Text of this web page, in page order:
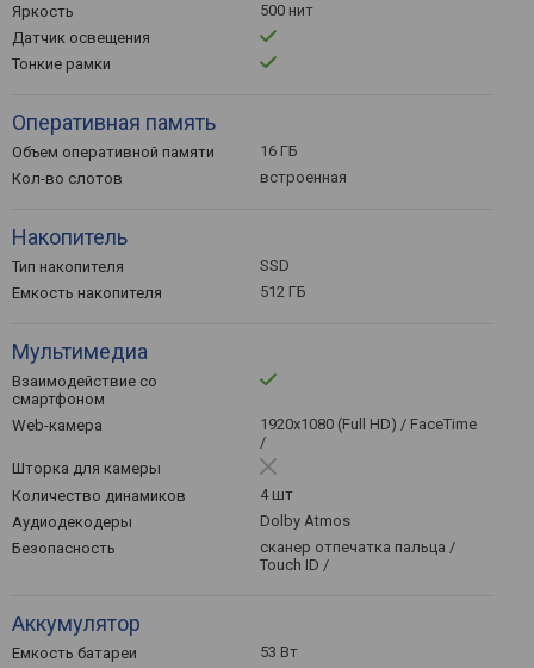
Яркость
500 нит
Датчик освещения
Тонкие рамки
Оперативная память
Объем оперативной памяти
16 ГБ
Кол-во слотов
встроенная
Накопитель
Тип накопителя
SSD
Емкость накопителя
512 ГБ
Мультимедиа
Взаимодействие со
смартфоном
Web-камера
1920x1080 (Full HD) / FaceTime
/
Шторка для камеры
Количество динамиков
4 шт
Аудиодекодеры
Dolby Atmos
Безопасность
сканер отпечатка пальца /
Touch ID /
Аккумулятор
Емкость батареи
53 Вт